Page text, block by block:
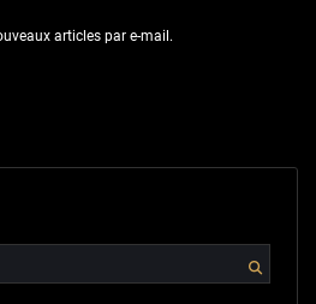
articles par e-mail.